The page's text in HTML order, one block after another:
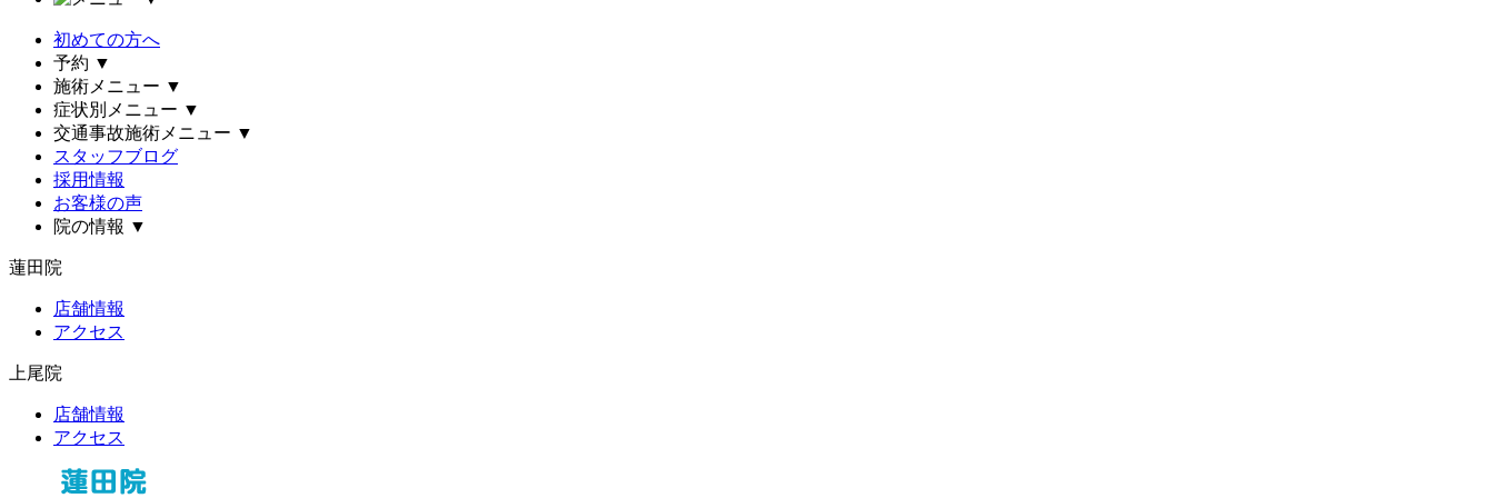
初めての方へ
予約 ▼
施術メニュー ▼
症状別メニュー ▼
交通事故施術メニュー ▼
スタッフブログ
採用情報
お客様の声
院の情報 ▼
蓮田院
店舗情報
アクセス
上尾院
店舗情報
アクセス